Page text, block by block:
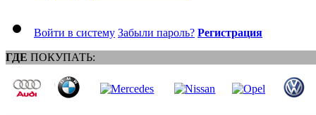
Войти в систему Забыли пароль? Регистрация
ГДЕ ПОКУПАТЬ: